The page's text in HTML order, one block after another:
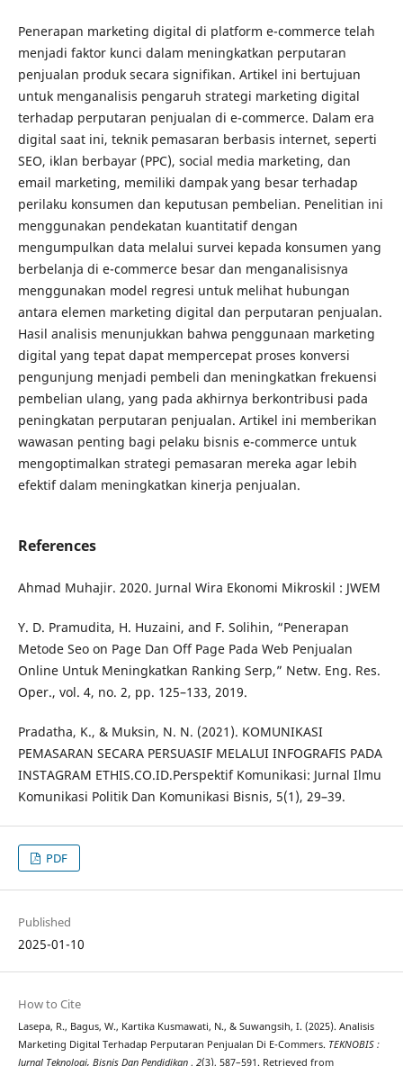
Penerapan marketing digital di platform e-commerce telah
menjadi faktor kunci dalam meningkatkan perputaran
penjualan produk secara signifikan. Artikel ini bertujuan
untuk menganalisis pengaruh strategi marketing digital
terhadap perputaran penjualan di e-commerce. Dalam era
digital saat ini, teknik pemasaran berbasis internet, seperti
SEO, iklan berbayar (PPC), social media marketing, dan
email marketing, memiliki dampak yang besar terhadap
perilaku konsumen dan keputusan pembelian. Penelitian ini
menggunakan pendekatan kuantitatif dengan
mengumpulkan data melalui survei kepada konsumen yang
berbelanja di e-commerce besar dan menganalisisnya
menggunakan model regresi untuk melihat hubungan
antara elemen marketing digital dan perputaran penjualan.
Hasil analisis menunjukkan bahwa penggunaan marketing
digital yang tepat dapat mempercepat proses konversi
pengunjung menjadi pembeli dan meningkatkan frekuensi
pembelian ulang, yang pada akhirnya berkontribusi pada
peningkatan perputaran penjualan. Artikel ini memberikan
wawasan penting bagi pelaku bisnis e-commerce untuk
mengoptimalkan strategi pemasaran mereka agar lebih
efektif dalam meningkatkan kinerja penjualan.
References
Ahmad Muhajir. 2020. Jurnal Wira Ekonomi Mikroskil : JWEM
Y. D. Pramudita, H. Huzaini, and F. Solihin, “Penerapan
Metode Seo on Page Dan Off Page Pada Web Penjualan
Online Untuk Meningkatkan Ranking Serp,” Netw. Eng. Res.
Oper., vol. 4, no. 2, pp. 125–133, 2019.
Pradatha, K., & Muksin, N. N. (2021). KOMUNIKASI
PEMASARAN SECARA PERSUASIF MELALUI INFOGRAFIS PADA
INSTAGRAM ETHIS.CO.ID.Perspektif Komunikasi: Jurnal Ilmu
Komunikasi Politik Dan Komunikasi Bisnis, 5(1), 29–39.
PDF
Published
2025-01-10
How to Cite
Lasepa, R., Bagus, W., Kartika Kusmawati, N., & Suwangsih, I. (2025). Analisis
Marketing Digital Terhadap Perputaran Penjualan Di E-Commers. TEKNOBIS :
Jurnal Teknologi, Bisnis Dan Pendidikan , 2(3), 587–591. Retrieved from